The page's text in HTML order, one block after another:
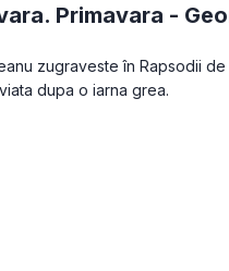
Primavara -
zugraveste în Rapsodii de
dupa o iarna grea.